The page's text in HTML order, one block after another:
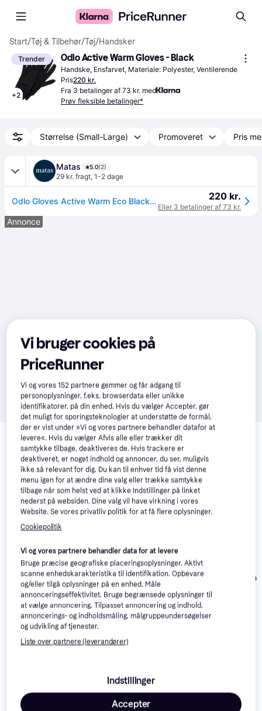
Start/Tøj & Tilbehør/Tøj/Handsker
Trender
+2
Odlo Active Warm Gloves - Black
Handske, Ensfarvet, Materiale: Polyester, Ventilerende
Pris220 kr.
Fra 3 betalinger af 73 kr. med
Prøv fleksible betalinger*
Størrelse (Small-Large) Promoveret Pris
Matas 5.0(2)
29 kr. fragt, 1-2 dage
Odlo Gloves Active Warm Eco Black XL 220 kr.
Eller 3 betalinger af 73 kr.
Annonce
Relaterede produkter
Se vores forslag til andre produkter, der matcher dine
interesser. Vis alle
Odlo Gloves
Stretchfleece Liner -
Black
250 kr.
Eller 3 betalinger af 83 kr.
Trender
The North Face Rino
Gloves - Black
146 kr.
Craft
125 kr.
Odlo Active Warm Gloves - Black
220 kr. Det er den bedste pris lige nu blandt 2
butikker.
Vi bruger cookies på
PriceRunner
Vi og vores152 partnere gemmer og får adgang til
personoplysninger, f.eks. browserdata eller unikke
identifikatorer, på din enhed. Hvis du vælger Accepter, gør
det muligt for sporingsteknologier at understøtte de formål,
der er vist under »Vi og vores partnere behandler datafor at
levere«. Hvis du vælger Afvis alle eller trækker dit
samtykke tilbage, deaktiveres de. Hvis trackere er
deaktiveret, er noget indhold og annoncer, du ser, muligvis
ikke så relevant for dig. Du kan til enhver tid få vist denne
menu igen for at ændre dine valg eller trække samtykke
tilbage når som helst ved at klikke Indstillinger på linket
nederst på websiden. Dine valg vil have virkning i vores
Website. Se vores privatliv politik for at få flere oplysninger.
Cookiepolitik
Vi og vores partnere behandler data for at levere
Bruge præcise geografiske placeringsoplysninger. Aktivt
scanne enhedskarakteristika til identifikation. Opbevare
og/eller tilgå oplysninger på en enhed. Måle
annonceringseffektivitet. Bruge begrænsede oplysninger til
at vælge annoncering. Tilpasset annoncering og indhold,
annoncerings- og indholdsmåling, målgruppeundersøgelser
og udvikling af tjenester.
Liste over partnere (leverandører)
Indstillinger
Accepter